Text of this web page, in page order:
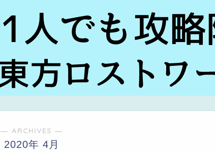
― ARCHIVES ―
2020年 4月